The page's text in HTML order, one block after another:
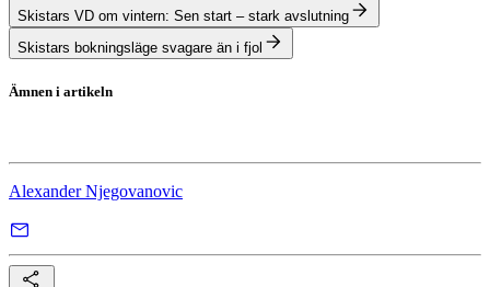
Skistars VD om vintern: Sen start – stark avslutning
Skistars bokningsläge svagare än i fjol
Ämnen i artikeln
Alexander Njegovanovic